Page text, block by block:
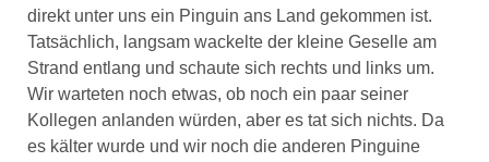
direkt unter uns ein Pinguin ans Land gekommen ist.
Tatsächlich, langsam wackelte der kleine Geselle am
Strand entlang und schaute sich rechts und links um.
Wir warteten noch etwas, ob noch ein paar seiner
Kollegen anlanden würden, aber es tat sich nichts. Da
es kälter wurde und wir noch die anderen Pinguine